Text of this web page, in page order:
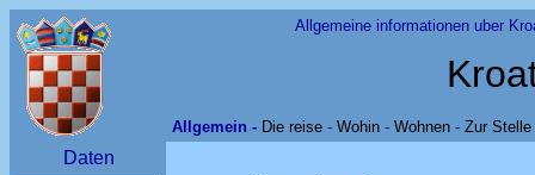
Allgemeine informationen uber
Allgemein - Die reise - Wohin - Wohnen - Zur Stelle
Daten